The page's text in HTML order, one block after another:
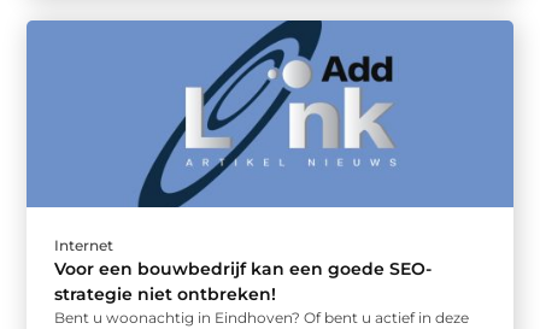
Internet
Voor een bouwbedrijf kan een goede SEO-
strategie niet ontbreken!
Bent u woonachtig in Eindhoven? Of bent u actief in deze